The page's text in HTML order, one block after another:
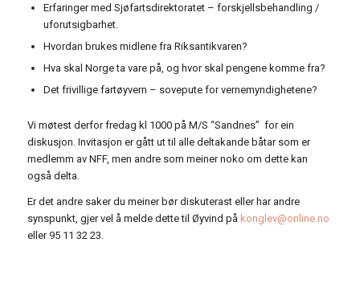
Erfaringer med Sjøfartsdirektoratet – forskjellsbehandling /
uforutsigbarhet.
Hvordan brukes midlene fra Riksantikvaren?
Hva skal Norge ta vare på, og hvor skal pengene komme fra?
Det frivillige fartøyvern – sovepute for vernemyndighetene?
Vi møtest derfor fredag kl 1000 på M/S “Sandnes” for ein
diskusjon. Invitasjon er gått ut til alle deltakande båtar som er
medlemm av NFF, men andre som meiner noko om dette kan
også delta.
Er det andre saker du meiner bør diskuterast eller har andre
synspunkt, gjer vel å melde dette til Øyvind på konglev@online.no
eller 95 11 32 23.